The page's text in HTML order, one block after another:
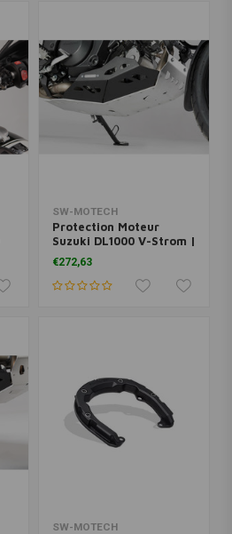
SW-MOTECH
Protection Moteur
Suzuki DL1000 V-Strom |
Noir Argent
€272,63
SW-MOTECH